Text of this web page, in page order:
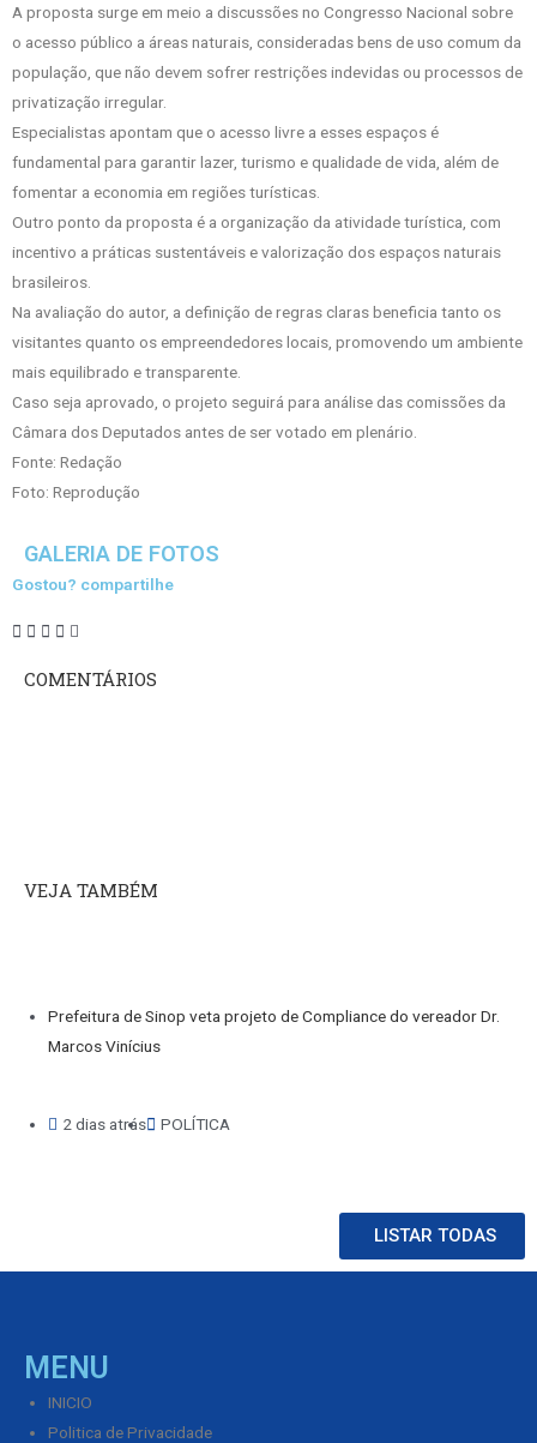
A proposta surge em meio a discussões no Congresso Nacional sobre
o acesso público a áreas naturais, consideradas bens de uso comum da
população, que não devem sofrer restrições indevidas ou processos de
privatização irregular.
Especialistas apontam que o acesso livre a esses espaços é
fundamental para garantir lazer, turismo e qualidade de vida, além de
fomentar a economia em regiões turísticas.
Outro ponto da proposta é a organização da atividade turística, com
incentivo a práticas sustentáveis e valorização dos espaços naturais
brasileiros.
Na avaliação do autor, a definição de regras claras beneficia tanto os
visitantes quanto os empreendedores locais, promovendo um ambiente
mais equilibrado e transparente.
Caso seja aprovado, o projeto seguirá para análise das comissões da
Câmara dos Deputados antes de ser votado em plenário.
Fonte: Redação
Foto: Reprodução
GALERIA DE FOTOS
Gostou? compartilhe
COMENTÁRIOS
VEJA TAMBÉM
Prefeitura de Sinop veta projeto de Compliance do vereador Dr.
Marcos Vinícius
2 dias atrás POLÍTICA
LISTAR TODAS
MENU
INICIO
Politica de Privacidade